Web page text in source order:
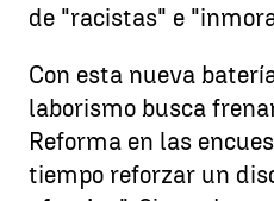
de "racistas" e
Con esta nueva
laborismo busca
Reforma en las
tiempo reforzar un